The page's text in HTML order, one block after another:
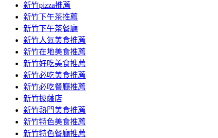
新竹pizza推薦
新竹下午茶推薦
新竹下午茶餐廳
新竹人氣美食推薦
新竹在地美食推薦
新竹好吃美食推薦
新竹必吃美食推薦
新竹必吃餐廳推薦
新竹披薩店
新竹熱門美食推薦
新竹特色美食推薦
新竹特色餐廳推薦